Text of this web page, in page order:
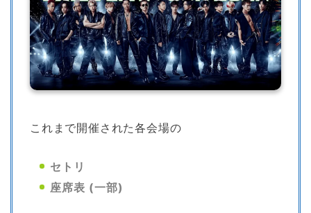
これまで開催された各会場の
セトリ
座席表 (一部)